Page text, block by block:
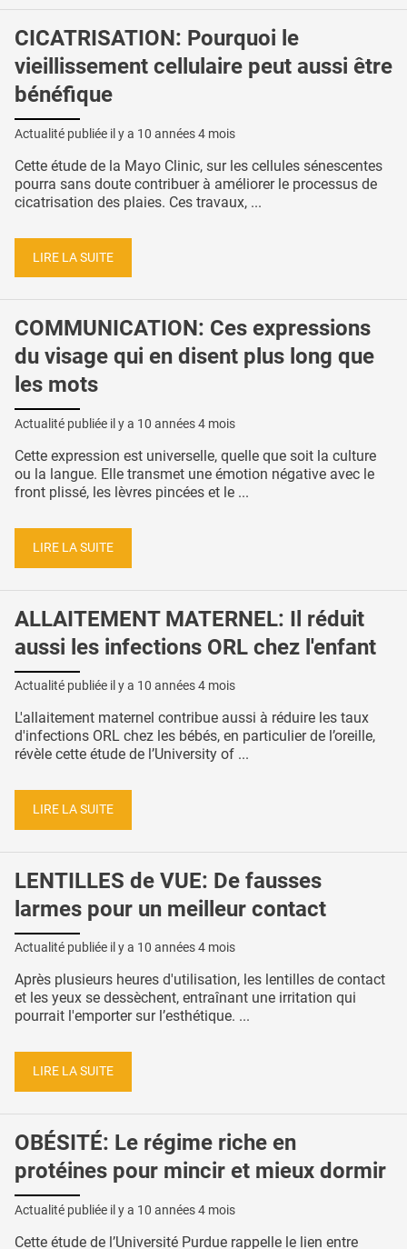
CICATRISATION: Pourquoi le
vieillissement cellulaire peut aussi être
bénéfique
Actualité publiée il y a 10 années 4 mois
Cette étude de la Mayo Clinic, sur les cellules sénescentes
pourra sans doute contribuer à améliorer le processus de
cicatrisation des plaies. Ces travaux, ...
LIRE LA SUITE
COMMUNICATION: Ces expressions
du visage qui en disent plus long que
les mots
Actualité publiée il y a 10 années 4 mois
Cette expression est universelle, quelle que soit la culture
ou la langue. Elle transmet une émotion négative avec le
front plissé, les lèvres pincées et le ...
LIRE LA SUITE
ALLAITEMENT MATERNEL: Il réduit
aussi les infections ORL chez l'enfant
Actualité publiée il y a 10 années 4 mois
L'allaitement maternel contribue aussi à réduire les taux
d'infections ORL chez les bébés, en particulier de l’oreille,
révèle cette étude de l’University of ...
LIRE LA SUITE
LENTILLES de VUE: De fausses
larmes pour un meilleur contact
Actualité publiée il y a 10 années 4 mois
Après plusieurs heures d'utilisation, les lentilles de contact
et les yeux se dessèchent, entraînant une irritation qui
pourrait l'emporter sur l’esthétique. ...
LIRE LA SUITE
OBÉSITÉ: Le régime riche en
protéines pour mincir et mieux dormir
Actualité publiée il y a 10 années 4 mois
Cette étude de l’Université Purdue rappelle le lien entre